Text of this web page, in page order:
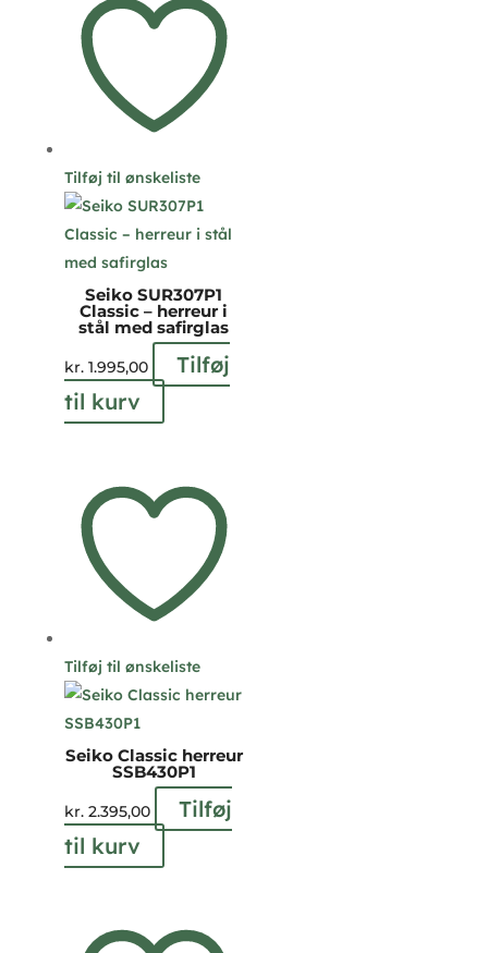
Tilføj til ønskeliste
Seiko SUR307P1
Classic – herreur i
stål med safirglas
kr.1.995,00
Tilføj
til kurv
Tilføj til ønskeliste
Seiko Classic herreur
SSB430P1
kr.2.395,00
Tilføj
til kurv